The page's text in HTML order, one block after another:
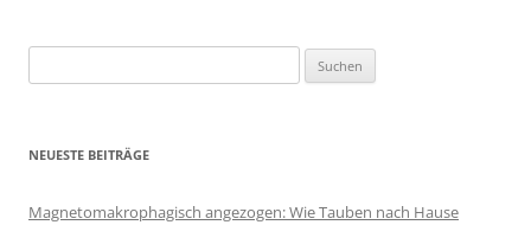
nach:
NEUESTE BEITRÄGE
Magnetomakrophagisch angezogen: Wie Tauben nach Hause